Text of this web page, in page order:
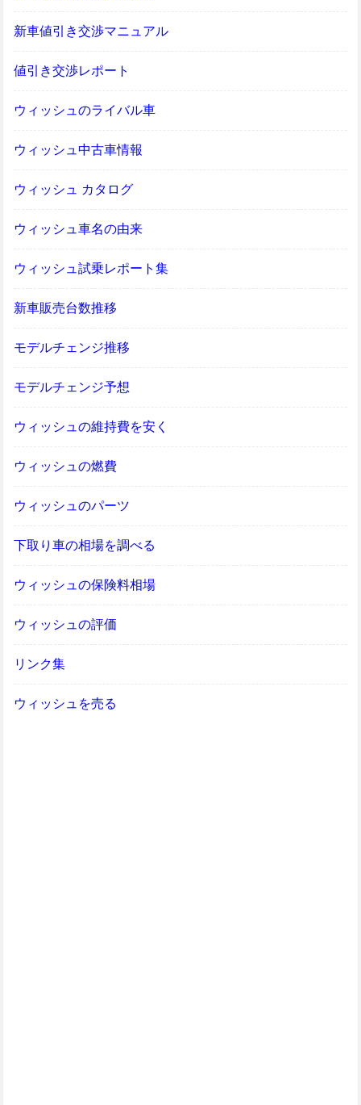
新車値引き交渉マニュアル
値引き交渉レポート
ウィッシュのライバル車
ウィッシュ中古車情報
ウィッシュ カタログ
ウィッシュ車名の由来
ウィッシュ試乗レポート集
新車販売台数推移
モデルチェンジ推移
モデルチェンジ予想
ウィッシュの維持費を安く
ウィッシュの燃費
ウィッシュのパーツ
下取り車の相場を調べる
ウィッシュの保険料相場
ウィッシュの評価
リンク集
ウィッシュを売る